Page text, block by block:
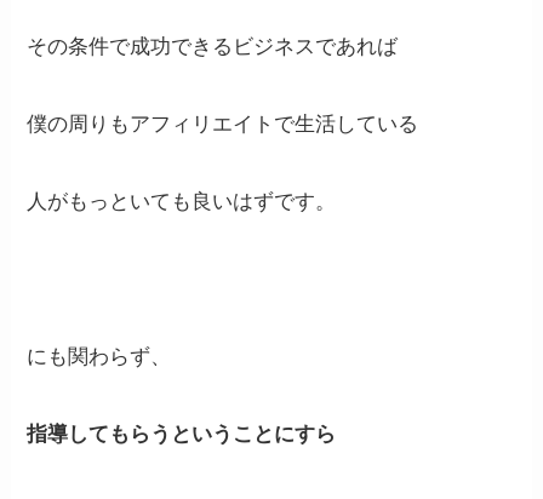
その条件で成功できるビジネスであれば
僕の周りもアフィリエイトで生活している
人がもっといても良いはずです。
にも関わらず、
指導してもらうということにすら